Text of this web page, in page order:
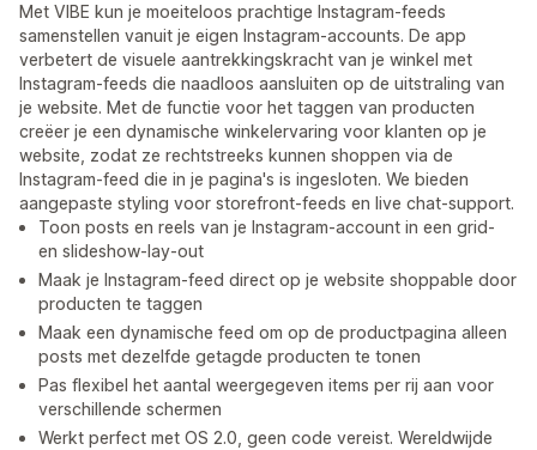
Met VIBE kun je moeiteloos prachtige Instagram-feeds
samenstellen vanuit je eigen Instagram-accounts. De app
verbetert de visuele aantrekkingskracht van je winkel met
Instagram-feeds die naadloos aansluiten op de uitstraling van
je website. Met de functie voor het taggen van producten
creëer je een dynamische winkelervaring voor klanten op je
website, zodat ze rechtstreeks kunnen shoppen via de
Instagram-feed die in je pagina's is ingesloten. We bieden
aangepaste styling voor storefront-feeds en live chat-support.
Toon posts en reels van je Instagram-account in een grid-
en slideshow-lay-out
Maak je Instagram-feed direct op je website shoppable door
producten te taggen
Maak een dynamische feed om op de productpagina alleen
posts met dezelfde getagde producten te tonen
Pas flexibel het aantal weergegeven items per rij aan voor
verschillende schermen
Werkt perfect met OS 2.0, geen code vereist. Wereldwijde